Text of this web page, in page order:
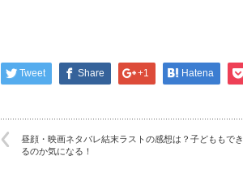
Tweet Share +1 Hatena
昼顔・映画ネタバレ結末ラストの感想は？子どももでき
るのか気になる！